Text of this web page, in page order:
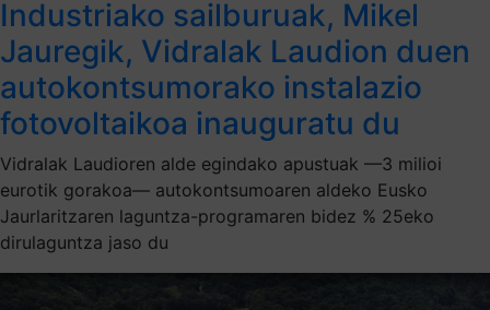
Industriako sailburuak, Mikel
Jauregik, Vidralak Laudion duen
autokontsumorako instalazio
fotovoltaikoa inauguratu du
Vidralak Laudioren alde egindako apustuak —3 milioi
eurotik gorakoa— autokontsumoaren aldeko Eusko
Jaurlaritzaren laguntza-programaren bidez % 25eko
dirulaguntza jaso du